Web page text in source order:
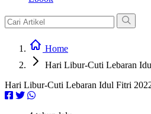
Home
Hari Libur-Cuti Lebaran
Hari Libur-Cuti Lebaran Idul Fitri